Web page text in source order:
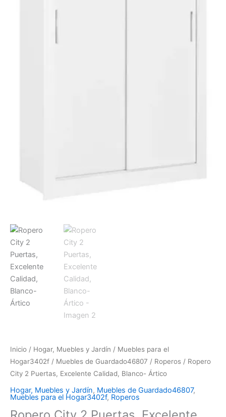
Inicio / Hogar, Muebles y Jardín / Muebles para el
Hogar3402f / Muebles de Guardado46807 / Roperos / Ropero
City 2 Puertas, Excelente Calidad, Blanco- Ártico
Hogar, Muebles y Jardín, Muebles de Guardado46807,
Muebles para el Hogar3402f, Roperos